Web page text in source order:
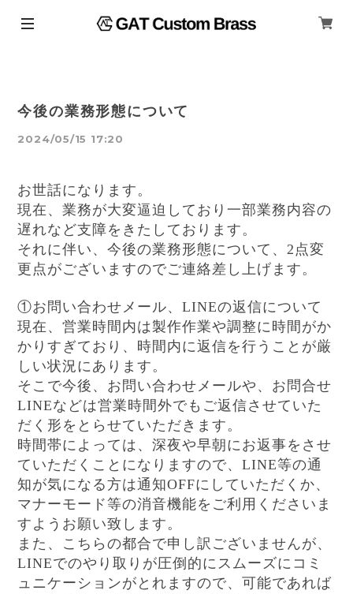
今後の業務形態について
2024/05/15 17:20
お世話になります。
現在、業務が大変逼迫しており一部業務内容の
遅れなど支障をきたしております。
それに伴い、今後の業務形態について、2点変
更点がございますのでご連絡差し上げます。
①お問い合わせメール、LINEの返信について
現在、営業時間内は製作作業や調整に時間がか
かりすぎており、時間内に返信を行うことが厳
しい状況にあります。
そこで今後、お問い合わせメールや、お問合せ
LINEなどは営業時間外でもご返信させていた
だく形をとらせていただきます。
時間帯によっては、深夜や早朝にお返事をさせ
ていただくことになりますので、LINE等の通
知が気になる方は通知OFFにしていただくか、
マナーモード等の消音機能をご利用くださいま
すようお願い致します。
また、こちらの都合で申し訳ございませんが、
LINEでのやり取りが圧倒的にスムーズにコミ
ュニケーションがとれますので、可能であれば